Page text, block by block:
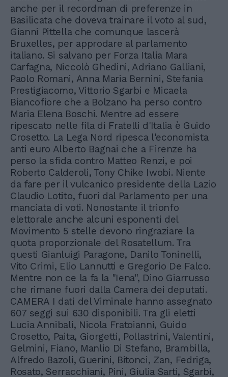
anche per il recordman di preferenze in
Basilicata che doveva trainare il voto al sud,
Gianni Pittella che comunque lascerà
Bruxelles, per approdare al parlamento
italiano. Si salvano per Forza Italia Mara
Carfagna, Niccolò Ghedini, Adriano Galliani,
Paolo Romani, Anna Maria Bernini, Stefania
Prestigiacomo, Vittorio Sgarbi e Micaela
Biancofiore che a Bolzano ha perso contro
Maria Elena Boschi. Mentre ad essere
ripescato nelle fila di Fratelli d'Italia è Guido
Crosetto. La Lega Nord ripesca l'economista
anti euro Alberto Bagnai che a Firenze ha
perso la sfida contro Matteo Renzi, e poi
Roberto Calderoli, Tony Chike Iwobi. Niente
da fare per il vulcanico presidente della Lazio
Claudio Lotito, fuori dal Parlamento per una
manciata di voti. Nonostante il trionfo
elettorale anche alcuni esponenti del
Movimento 5 stelle devono ringraziare la
quota proporzionale del Rosatellum. Tra
questi Gianluigi Paragone, Danilo Toninelli,
Vito Crimi, Elio Lannutti e Gregorio De Falco.
Mentre non ce la fa la "Iena", Dino Giarrusso
che rimane fuori dalla Camera dei deputati.
CAMERA I dati del Viminale hanno assegnato
607 seggi sui 630 disponibili. Tra gli eletti
Lucia Annibali, Nicola Fratoianni, Guido
Crosetto, Paita, Giorgetti, Pollastrini, Valentini,
Gelmini, Fiano, Manlio Di Stefano, Brambilla,
Alfredo Bazoli, Guerini, Bitonci, Zan, Fedriga,
Rosato, Serracchiani, Pini, Giulia Sarti, Sgarbi,